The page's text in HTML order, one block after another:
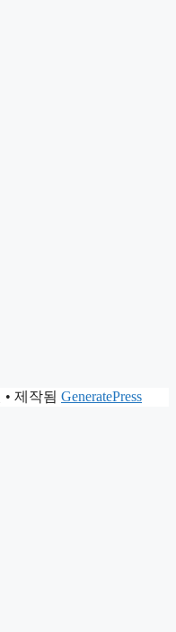
• 제작됨 GeneratePress